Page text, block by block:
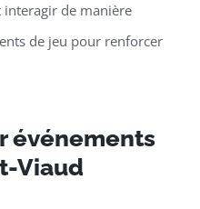
de manière
de jeu pour renforcer
événements
Viaud